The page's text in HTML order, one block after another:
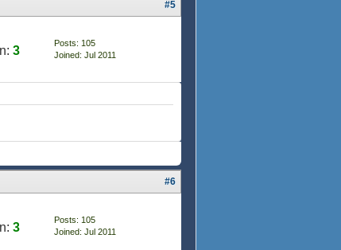
#5
3
Posts: 105
Joined: Jul 2011
#6
3
Posts: 105
Joined: Jul 2011